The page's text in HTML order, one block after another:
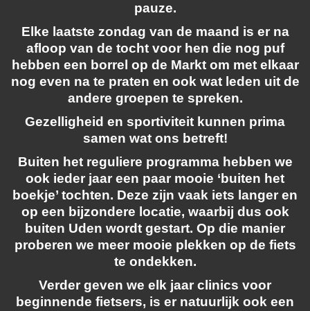
pauze.
Elke laatste zondag van de maand is er na
afloop van de tocht voor hen die nog puf
hebben een borrel op de Markt om met elkaar
nog even na te praten en ook wat leden uit de
andere groepen te spreken.
Gezelligheid en sportiviteit kunnen prima
samen wat ons betreft!
Buiten het reguliere programma hebben we
ook ieder jaar een paar mooie ‘buiten het
boekje’ tochten. Deze zijn vaak iets langer en
op een bijzondere locatie, waarbij dus ook
buiten Uden wordt gestart. Op die manier
proberen we meer mooie plekken op de fiets
te ondekken.
Verder geven we elk jaar clinics voor
beginnende fietsers, is er natuurlijk ook een